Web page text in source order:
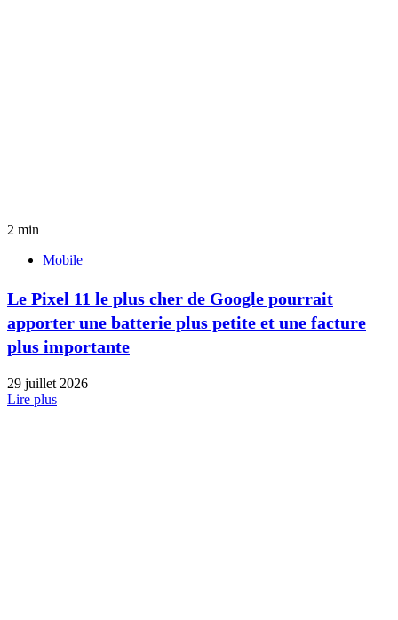
2 min
Mobile
Le Pixel 11 le plus cher de Google pourrait
apporter une batterie plus petite et une facture
plus importante
29 juillet 2026
Lire plus